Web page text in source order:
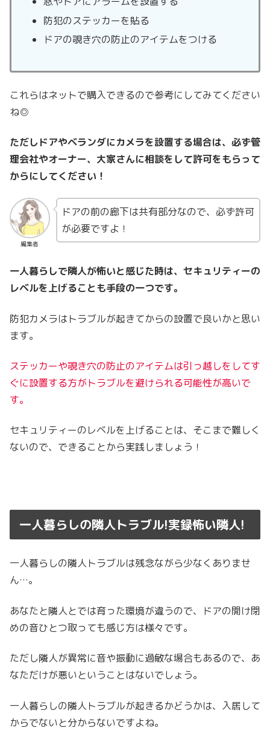
防犯のステッカーを貼る
ドアの覗き穴の防止のアイテムをつける
これらはネットで購入できるので参考にしてみてください
ね◎
ただしドアやベランダにカメラを設置する場合は、必ず管
理会社やオーナー、大家さんに相談をして許可をもらって
からにしてください！
編集者
ドアの前の廊下は共有部分なので、必ず許可
が必要ですよ！
一人暮らしで隣人が怖いと感じた時は、セキュリティーの
レベルを上げることも手段の一つです。
防犯カメラはトラブルが起きてからの設置で良いかと思い
ます。
ステッカーや覗き穴の防止のアイテムは引っ越しをしてす
ぐに設置する方がトラブルを避けられる可能性が高いで
す。
セキュリティーのレベルを上げることは、そこまで難しく
ないので、できることから実践しましょう！
一人暮らしの隣人トラブル!実録怖い隣人!
一人暮らしの隣人トラブルは残念ながら少なくありませ
ん…。
あなたと隣人とでは育った環境が違うので、ドアの開け閉
めの音ひとつ取っても感じ方は様々です。
ただし隣人が異常に音や振動に過敏な場合もあるので、あ
なただけが悪いということはないでしょう。
一人暮らしの隣人トラブルが起きるかどうかは、入居して
からでないと分からないですよね。